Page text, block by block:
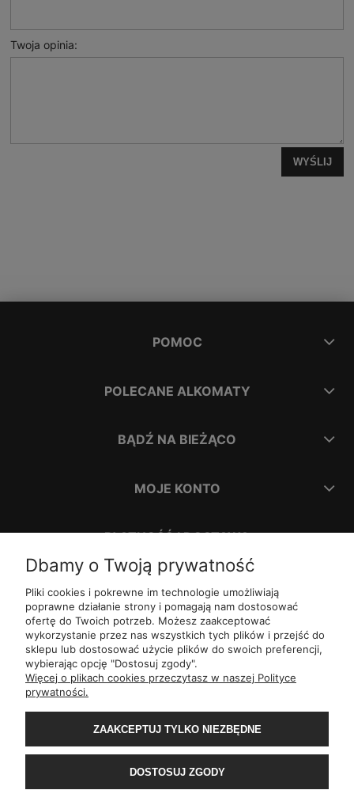
Twoja opinia:
WYŚLIJ
POMOC
POLECANE ALKOMATY
BĄDŹ NA BIEŻĄCO
MOJE KONTO
PŁATNOŚĆ I DOSTAWA
INFORMACJE
O NAS
ul.Romana Dmowskiego 1, 50-203 Wrocław
Św. Filipa 23/3, 31-150 Kraków
ul.Mielęckiego 10 lok 503,
Al.Jerozolimskie 81 lok 7.10, 02-001 Warszawa
Wały Piastowskie 1lok. 1508,80-855 Gdańsk
ul.Grochowa 4, 15-423 Białystok
ul.ul. 1-go Maja 13lok. 2,20-410 Lublin
Rejtana 49/6, 35-310 Rzeszów
ul.Franciszka z Asyżu 62, 93-479 Łódź
Dbamy o Twoją prywatność
Pliki cookies i pokrewne im technologie umożliwiają
poprawne działanie strony i pomagają nam dostosować
ofertę do Twoich potrzeb. Możesz zaakceptować
wykorzystanie przez nas wszystkich tych plików i przejść do
sklepu lub dostosować użycie plików do swoich preferencji,
wybierając opcję "Dostosuj zgody".
Więcej o plikach cookies przeczytasz w naszej Polityce
prywatności.
ZAAKCEPTUJ TYLKO NIEZBĘDNE
DOSTOSUJ ZGODY